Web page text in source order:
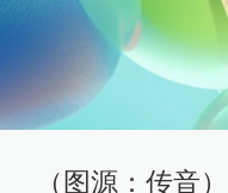
（图源：传音）